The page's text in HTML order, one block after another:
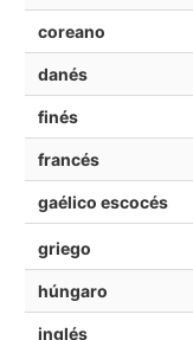
coreano
danés
finés
francés
gaélico escocés
griego
húngaro
inglés